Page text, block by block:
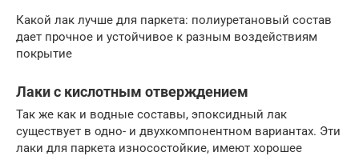
Какой лак лучше для паркета: полиуретановый состав
дает прочное и устойчивое к разным воздействиям
покрытие
Лаки с кислотным отверждением
Так же как и водные составы, эпоксидный лак
существует в одно- и двухкомпонентном вариантах. Эти
лаки для паркета износостойкие, имеют хорошее